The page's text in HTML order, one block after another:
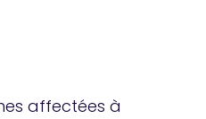
affectées à